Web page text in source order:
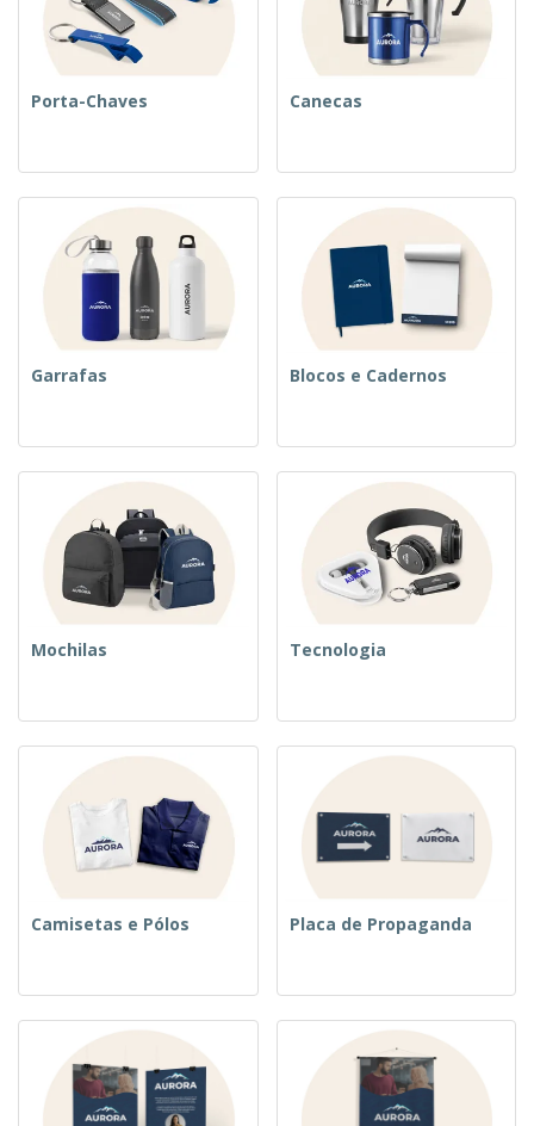
Porta-Chaves Canecas
Garrafas Blocos e Cadernos
Mochilas Tecnologia
Camisetas e Pólos Placa de Propaganda